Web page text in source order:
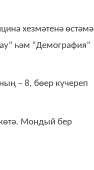
хезмәтенә өстәмә
һәм “Демография”
– 8, бөер күчереп
көтә. Мондый бер